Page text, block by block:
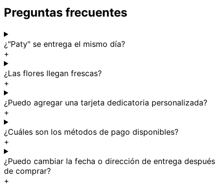
Preguntas frecuentes
¿"Paty" se entrega el mismo día?
+
¿Las flores llegan frescas?
+
¿Puedo agregar una tarjeta dedicatoria personalizada?
+
¿Cuáles son los métodos de pago disponibles?
+
¿Puedo cambiar la fecha o dirección de entrega después
de comprar?
+